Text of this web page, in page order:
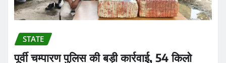
STATE
पूर्वी चम्पारण पुलिस की बड़ी कार्रवाई, 54 किलो